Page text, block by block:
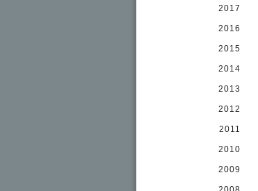
2017
2016
2015
2014
2013
2012
2011
2010
2009